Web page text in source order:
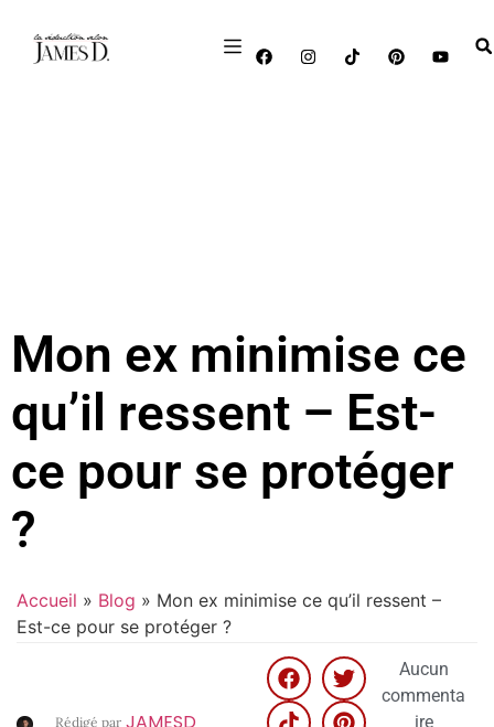
Mon ex minimise ce
qu’il ressent – Est-
ce pour se protéger
?
Accueil » Blog » Mon ex minimise ce qu’il ressent –
Est-ce pour se protéger ?
Rédigé par
Aucun
commenta
ire